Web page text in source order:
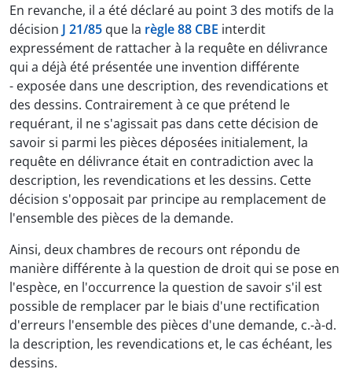
En revanche, il a été déclaré au point 3 des motifs de la
décision J 21/85 que la règle 88 CBE interdit
expressément de rattacher à la requête en délivrance
qui a déjà été présentée une invention différente
- exposée dans une description, des revendications et
des dessins. Contrairement à ce que prétend le
requérant, il ne s'agissait pas dans cette décision de
savoir si parmi les pièces déposées initialement, la
requête en délivrance était en contradiction avec la
description, les revendications et les dessins. Cette
décision s'opposait par principe au remplacement de
l'ensemble des pièces de la demande.
Ainsi, deux chambres de recours ont répondu de
manière différente à la question de droit qui se pose en
l'espèce, en l'occurrence la question de savoir s'il est
possible de remplacer par le biais d'une rectification
d'erreurs l'ensemble des pièces d'une demande, c.-à-d.
la description, les revendications et, le cas échéant, les
dessins.